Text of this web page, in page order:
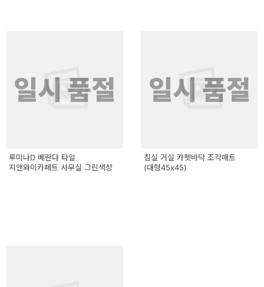
일시 품절
루미나D 베란다 타일
지앤와이카페트 사무실 그린색상
일시 품절
침실 거실 카펫바닥 조각매트
(대형45x45)